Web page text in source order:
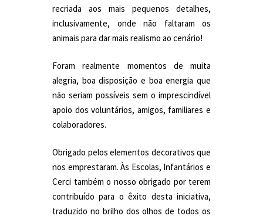
recriada aos mais pequenos detalhes,
inclusivamente, onde não faltaram os
animais para dar mais realismo ao cenário!
Foram realmente momentos de muita
alegria, boa disposição e boa energia que
não seriam possíveis sem o imprescindível
apoio dos voluntários, amigos, familiares e
colaboradores.
Obrigado pelos elementos decorativos que
nos emprestaram. Às Escolas, Infantários e
Cerci também o nosso obrigado por terem
contribuído para o êxito desta iniciativa,
traduzido no brilho dos olhos de todos os